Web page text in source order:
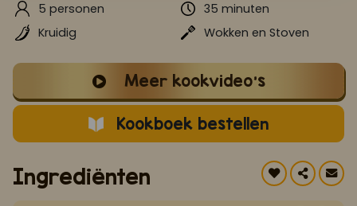
5 personen
35 minuten
Kruidig
Wokken en Stoven
Meer kookvideo's
Kookboek bestellen
Ingrediënten